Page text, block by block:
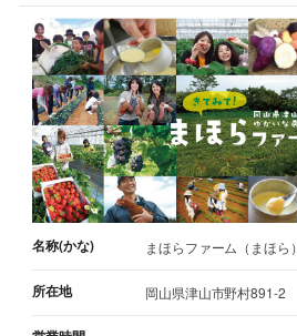
名称(かな) まほらファーム（まほら）
所在地 岡山県津山市野村891-2